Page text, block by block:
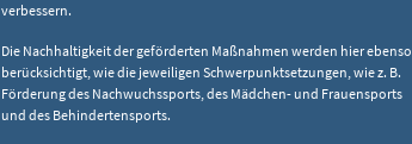
verbessern.
Die Nachhaltigkeit der geförderten Maßnahmen werden hier ebenso
berücksichtigt, wie die jeweiligen Schwerpunktsetzungen, wie z. B.
Förderung des Nachwuchssports, des Mädchen- und Frauensports
und des Behindertensports.